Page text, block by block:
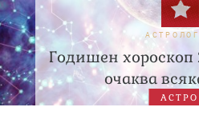
Годишен хороскоп
очаква
АСТРО